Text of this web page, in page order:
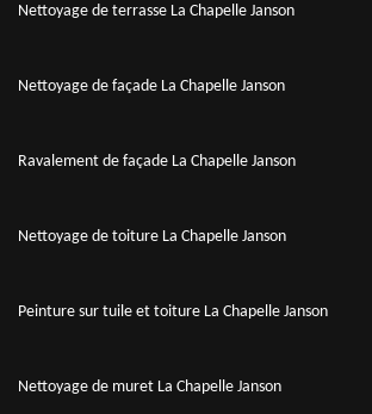
Nettoyage de terrasse La Chapelle Janson
Nettoyage de façade La Chapelle Janson
Ravalement de façade La Chapelle Janson
Nettoyage de toiture La Chapelle Janson
Peinture sur tuile et toiture La Chapelle Janson
Nettoyage de muret La Chapelle Janson